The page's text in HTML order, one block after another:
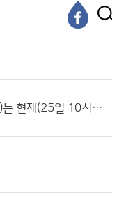
2호 태풍 송다(SONGDA)는 현재(25일 10시) 필리핀 마닐라 동남동쪽 약 810km 부근 해상에서 북서진하고 있다